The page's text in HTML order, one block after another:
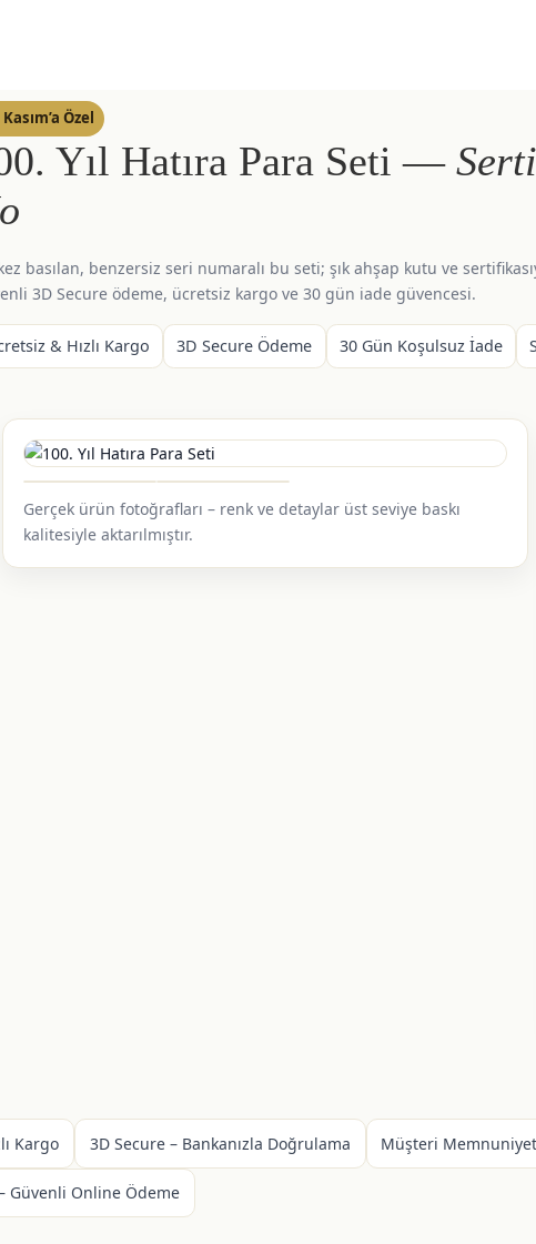
Özel
Yıl Hatıra Para Seti —
basılan, benzersiz seri numaralı bu seti; şık ahşap kutu ve
3D Secure ödeme, ücretsiz kargo ve 30 gün iade güvencesi.
& Hızlı Kargo 3D Secure Ödeme 30 Gün Koşulsuz İade
Gerçek ürün fotoğrafları – renk ve detaylar üst seviye baskı
kalitesiyle aktarılmıştır.
Kargo 3D Secure – Bankanızla Doğrulama Müşteri
Güvenli Online Ödeme